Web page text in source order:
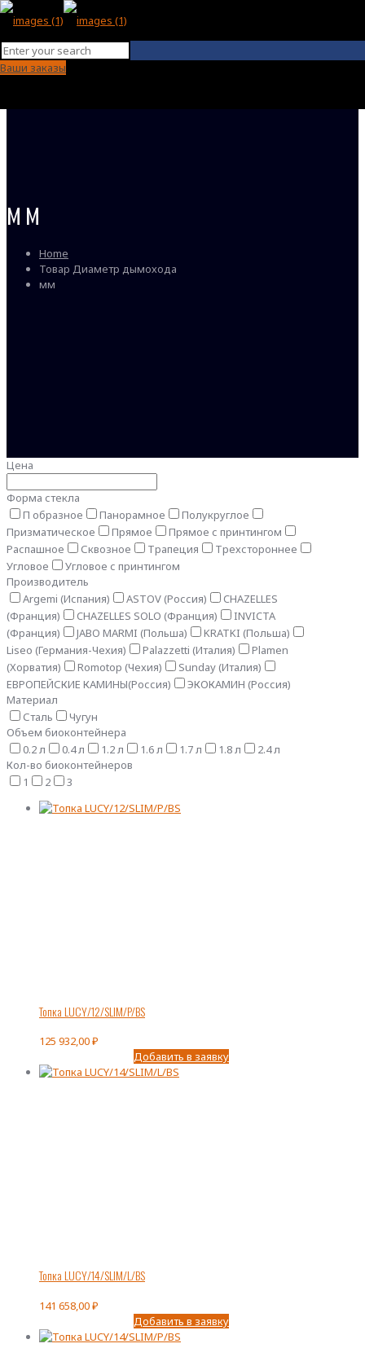
Ваши заказы
мм
Home
Товар Диаметр дымохода
мм
Цена
Форма стекла
П образное
Панорамное
Полукруглое
Призматическое
Прямое
Прямое с принтингом
Распашное
Сквозное Трапеция
Трехстороннее
Угловое
Угловое с принтингом
Производитель
Argemi (Испания)
ASTOV (Россия)
CHAZELLES
(Франция)
CHAZELLES SOLO (Франция)
INVICTA
(Франция)
JABO MARMI (Польша)
KRATKI (Польша)
Liseo (Германия-Чехия)
Palazzetti (Италия)
Plamen
(Хорватия)
Romotop (Чехия)
Sunday (Италия)
ЕВРОПЕЙСКИЕ КАМИНЫ(Россия)
ЭКОКАМИН (Россия)
Материал
Сталь
Чугун
Объем биоконтейнера
0.2 л
0.4 л 1.2 л 1.6 л 1.7 л 1.8 л
2.4 л
Кол-во биоконтейнеров
1
2 3
Топка LUCY/12/SLIM/P/BS
125 932,00₽
Добавить в заявку
Топка LUCY/14/SLIM/L/BS
141 658,00₽
Добавить в заявку